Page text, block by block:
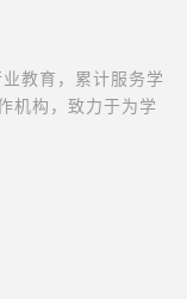
教育，累计服务学
机构，致力于为学